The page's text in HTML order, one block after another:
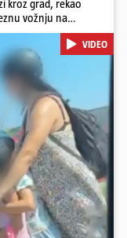
kroz grad, rekao
vožnju na
mjesec i
romobila
liječnika KBC-a
ozljedama
VIDEO